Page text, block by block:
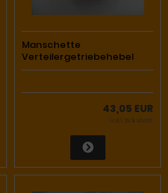
Manschette
Verteilergetriebehebel
43,05 EUR
inkl. 19 % MwSt.